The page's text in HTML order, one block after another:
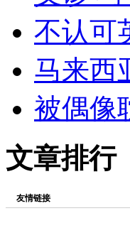
不认可
马来西
被偶像
文章排行
友情链接